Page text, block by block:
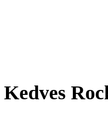
Kedves